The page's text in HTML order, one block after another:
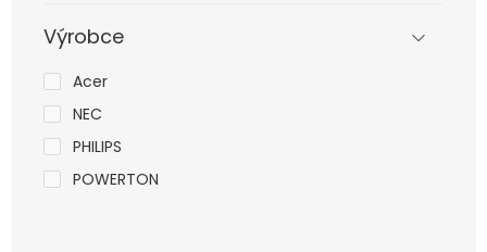
Výrobce
Acer
NEC
PHILIPS
POWERTON